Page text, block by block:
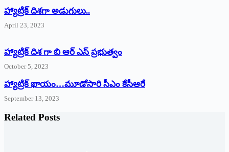
‌హ్యాట్రిక్‌ ‌దిశగా అడుగులు..
April 23, 2023
హ్యాట్రిక్ దిశ గా బి ఆర్ ఎస్ ప్రభుత్వం
October 5, 2023
హ్యాట్రిక్‌ ‌ఖాయం…మూడోసారి సీఎం కేసీఆరే
September 13, 2023
Related Posts